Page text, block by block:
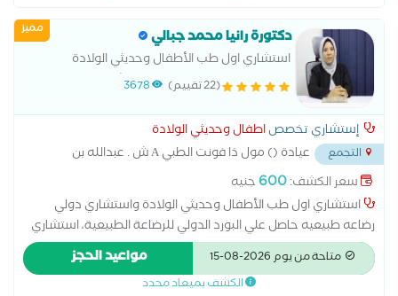
مميز دكتورة رانيا محمد جبالي
استشاري اول طب الأطفال وحديثي الولادة
والتغذية العلاجية للاطفال . استشاري دولي رضاعه
(22 تقييم) 3678
إستشاري تخصصاطفال وحديثي الولادة
التجمع
عيادة () مول ذا فونت الطبي A ش . عبدالله بن
سلمه من ...
سعر الكشف:600 جنيه
استشاري اول طب الأطفال وحديثي الولادة واستشاري دولي
رضاعه طبيعيه حاصل علي البورد الدولي للرضاعة الطبيعية، استشاري
التغذية العلاجية للاطفال وأخصائي رعاية الامومه والطفوله جامعة
الإسكندرية بكالوريوس طب وجراحه جامعة الاسكندرية Harvard
متاحة من يوم 2026-08-15 مواعيد الحجز
الكشف بميعاد محدد